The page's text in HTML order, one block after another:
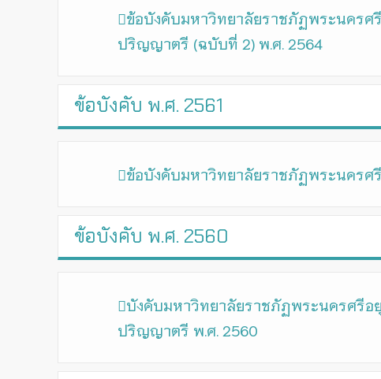
ข้อบังคับมหาวิทยาลัยราชภัฏพระนคร
ปริญญาตรี (ฉบับที่ 2) พ.ศ. 2564
ข้อบังคับ พ.ศ. 2561
ข้อบังคับมหาวิทยาลัยราชภัฏพระนครศ
ข้อบังคับ พ.ศ. 2560
บังคับมหาวิทยาลัยราชภัฏพระนครศรี
ปริญญาตรี พ.ศ. 2560